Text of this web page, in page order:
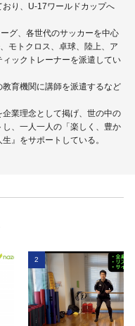
り、U-17ワールドカップへ
グ、各世代のサッカーを中心
モトクロス、卓球、陸上、ア
ックトレーナーを派遣してい
育機関に講師を派遣するなど
企業理念として掲げ、世の中の
、一人一人の「楽しく、豊か
』をサポートしている。
2